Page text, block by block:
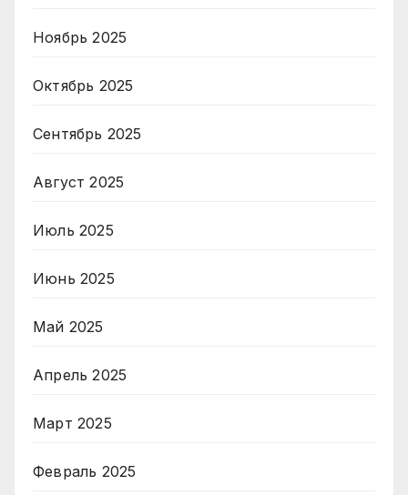
Ноябрь 2025
Октябрь 2025
Сентябрь 2025
Август 2025
Июль 2025
Июнь 2025
Май 2025
Апрель 2025
Март 2025
Февраль 2025